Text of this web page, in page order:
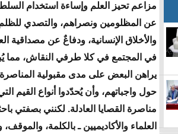
مزاعم تحيز العلم وإساءة استخدام
عن المظلومين ونصراهم، والتصدي
والأخلاق الإنسانية، ودفاعٌ عن مصداقية
في المجتمع في كلا طرفي النقاش، مما يُبرز
يراهن البعض على مدى مقبولية
حول واجباتهم، وأن يُحدّدوا أنواع القيم
مناصرة القصايا العادلة. لكنني بصفتي
العلماء والأكاديميين ـ بالكلمة،